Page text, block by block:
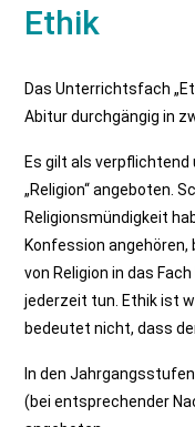
Ethik
Das Unterrichtsfach
Abitur durchgängig in
Es gilt als
„Religion“ angeboten.
Religionsmündigkeit
Konfession angehören,
von Religion in das
jederzeit tun. Ethik ist
bedeutet nicht, dass
In den
(bei entsprechender